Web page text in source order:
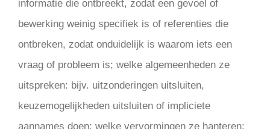
informatie die ontbreekt, zodat een gevoel of
bewerking weinig specifiek is of referenties die
ontbreken, zodat onduidelijk is waarom iets een
vraag of probleem is; welke algemeenheden ze
uitspreken: bijv. uitzonderingen uitsluiten,
keuzemogelijkheden uitsluiten of impliciete
aannames doen; welke vervormingen ze hanteren: